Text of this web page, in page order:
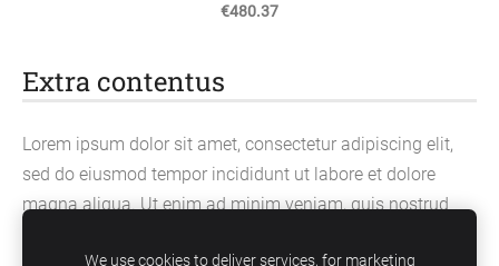
Extra contentus
Lorem ipsum dolor sit amet, consectetur adipiscing elit,
sed do eiusmod tempor incididunt ut labore et dolore
magna aliqua. Ut enim ad minim veniam, quis nostrud
€480.37
We use cookies to deliver services, for marketing